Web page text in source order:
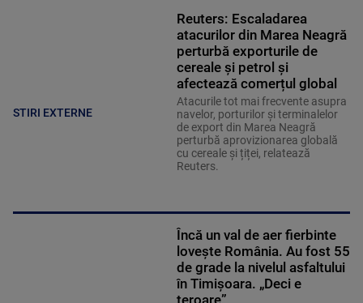
STIRI EXTERNE
Reuters: Escaladarea
atacurilor din Marea Neagră
perturbă exporturile de
cereale și petrol și
afectează comerțul global
Atacurile tot mai frecvente asupra
navelor, porturilor și terminalelor
de export din Marea Neagră
perturbă aprovizionarea globală
cu cereale și țiței, relatează
Reuters.
Încă un val de aer fierbinte
lovește România. Au fost 55
de grade la nivelul asfaltului
în Timișoara. „Deci e
teroare”